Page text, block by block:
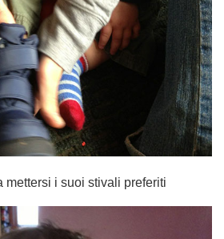
mettersi i suoi stivali preferiti